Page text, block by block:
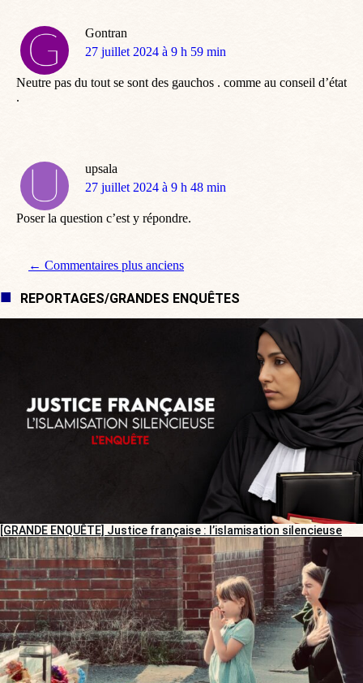
Gontran
dit
27 juillet 2024 à 9 h 59 min
Neutre pas du tout se sont des gauchos . comme au conseil d’état
.
upsala
dit
27 juillet 2024 à 9 h 48 min
Poser la question c’est y répondre.
Navigation de commentaire
← Commentaires plus anciens
REPORTAGES/GRANDES ENQUÊTES
[GRANDE ENQUÊTE] Justice française : l’islamisation silencieuse